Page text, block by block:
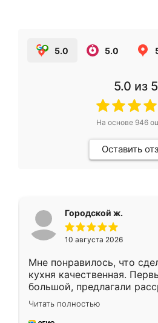
5.0 5.0
5.0 из 5
На основе 946
Оставить
Городской ж.
10 августа 2026
Мне понравилось, что
кухня качественная.
большой, предлагали
Ждал меньше месяца,
руками. По цене вышло
Читать полностью